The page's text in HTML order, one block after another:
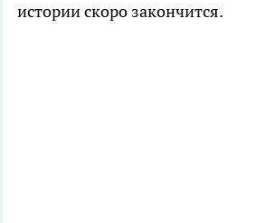
истории скоро закончится.